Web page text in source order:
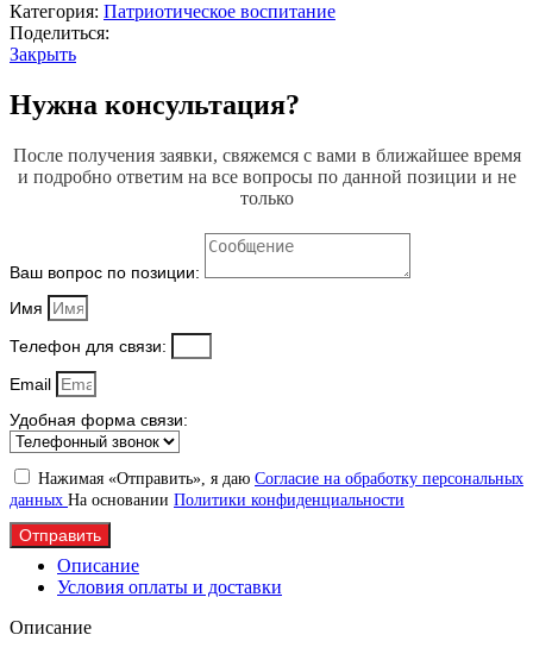
Великими
(Писатели
и
Категория: Патриотическое воспитание
Поделиться:
Закрыть
Нужна консультация?
После получения заявки, свяжемся с вами в ближайшее время
и подробно ответим на все вопросы по данной позиции и не
только
Ваш вопрос по позиции:
Имя
Телефон для связи:
Email
Удобная форма связи:
Нажимая «Отправить», я даю Согласие на обработку персональных
данных На основании Политики конфиденциальности
Отправить
Описание
Условия оплаты и доставки
Описание